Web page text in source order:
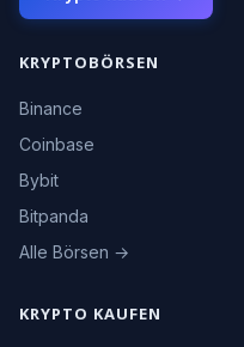
KRYPTOBÖRSEN
Binance
Coinbase
Bybit
Bitpanda
Alle Börsen →
KRYPTO KAUFEN